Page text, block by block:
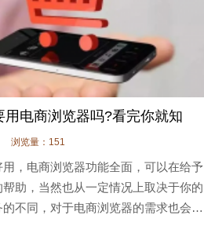
用电商浏览器吗?看完你就知
浏览量：151
，电商浏览器功能全面，可以在给予
助，当然也从一定情况上取决于你的
不同，对于电商浏览器的需求也会有